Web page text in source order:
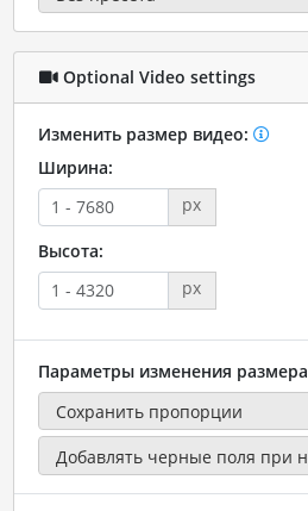
Optional Video settings
Изменить размер видео:
Ширина:
px
Высота:
px
Параметры изменения размера